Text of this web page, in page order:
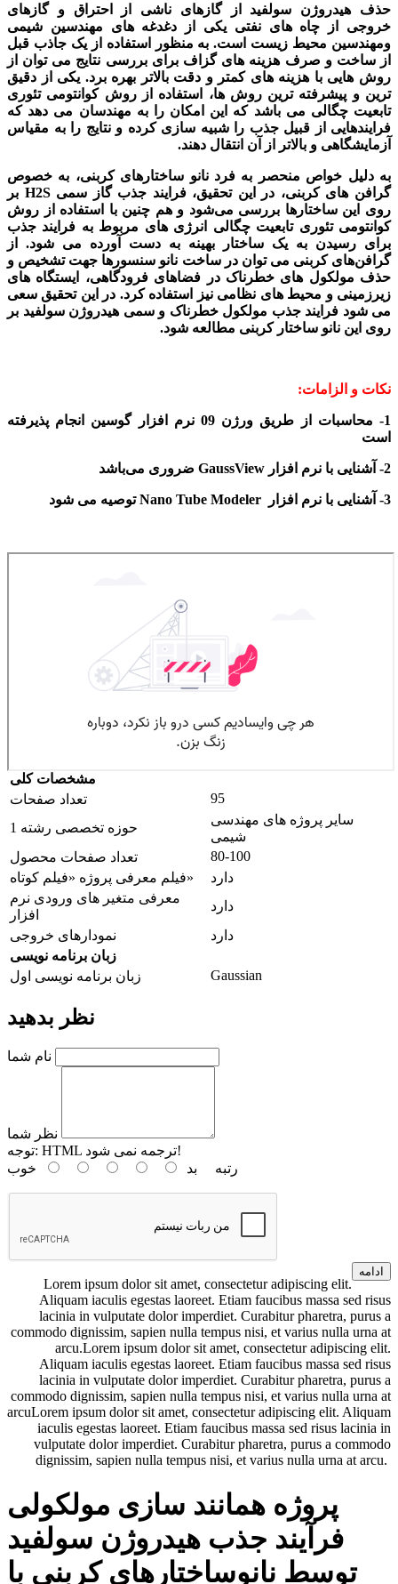
حذف هیدروژن سولفید از گازهای ناشی از احتراق و گازهای
خروجی از چاه های نفتی یکی از دغدغه های مهندسین شیمی
ومهندسین محیط زیست است. به منظور استفاده از یک جاذب قبل
از ساخت و صرف هزینه های گزاف برای بررسی نتایج می توان از
روش هایی با هزینه های کمتر و دقت بالاتر بهره برد. یکی از دقیق
ترین و پیشرفته ترین روش ها، استفاده از روش کوانتومی تئوری
تابعیت چگالی می باشد که این امکان را به مهندسان می دهد که
فرایندهایی از قبیل جذب را شبیه سازی کرده و نتایج را به مقیاس
آزمایشگاهی و بالاتر از آن انتقال دهند.
به دلیل خواص منحصر به فرد نانو ساختارهای کربنی، به خصوص
گرافن های کربنی، در این تحقیق، فرایند جذب گاز سمیH2S بر
روی این ساختارها بررسی می‌شود و هم چنین با استفاده از روش
کوانتومی تئوری تابعیت چگالی انرژی های مربوط به فرایند جذب
برای رسیدن به یک ساختار بهینه به دست آورده می شود.
از
گرافن‌های کربنی می توان در ساخت نانو سنسورها جهت تشخیص و
حذف مولکول های خطرناک در فضاهای فرودگاهی، ایستگاه های
زیرزمینی و محیط های نظامی نیز استفاده کرد. در این تحقیق سعی
می شود فرایند جذب مولکول خطرناک و سمی هیدروژن سولفید بر
روی این نانو ساختار کربنی مطالعه شود.
نکات و الزامات:
1- محاسبات از طریق ورژن 09 نرم افزار گوسین
انجام پذیرفته
است
2- آشنایی با نرم افزار GaussView ضروری می‌باشد
3- آشنایی با نرم افزار Nano Tube Modeler توصیه می شود
مشخصات کلی
تعداد صفحات
95
حوزه تخصصی رشته 1
سایر پروژه های مهندسی
شیمی
تعداد صفحات محصول
80-100
فیلم معرفی پروژه «فیلم کوتاه»
دارد
معرفی متغیر های ورودی نرم
افزار
دارد
نمودارهای خروجی
دارد
زبان برنامه نویسی
زبان برنامه نویسی اول
Gaussian
نظر بدهید
نام شما
نظر شما
توجه:
HTML ترجمه نمی شود!
رتبه بد خوب
ادامه
Lorem ipsum dolor sit amet, consectetur adipiscing elit.
Aliquam iaculis egestas laoreet. Etiam faucibus massa sed risus
lacinia in vulputate dolor imperdiet. Curabitur pharetra, purus a
commodo dignissim, sapien nulla tempus nisi, et varius nulla urna at
arcu.Lorem ipsum dolor sit amet, consectetur adipiscing elit.
Aliquam iaculis egestas laoreet. Etiam faucibus massa sed risus
lacinia in vulputate dolor imperdiet. Curabitur pharetra, purus a
commodo dignissim, sapien nulla tempus nisi, et varius nulla urna at
arcuLorem ipsum dolor sit amet, consectetur adipiscing elit. Aliquam
iaculis egestas laoreet. Etiam faucibus massa sed risus lacinia in
vulputate dolor imperdiet. Curabitur pharetra, purus a commodo
dignissim, sapien nulla tempus nisi, et varius nulla urna at arcu.
پروژه همانند سازی مولکولی
فرآیند جذب هیدروژن سولفید
توسط نانوساختارهای کربنی با